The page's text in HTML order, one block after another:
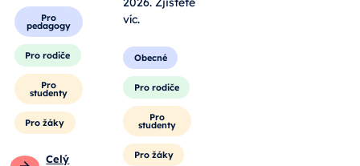
Pro
pedagogy
Pro rodiče
Pro
studenty
Pro žáky
Celý
víc.
Obecné
Pro rodiče
Pro
studenty
Pro žáky